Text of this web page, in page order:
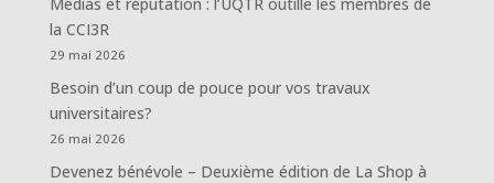
la CCI3R
29 mai 2026
Besoin d’un coup de pouce pour vos travaux
universitaires?
26 mai 2026
Devenez bénévole – Deuxième édition de La Shop à